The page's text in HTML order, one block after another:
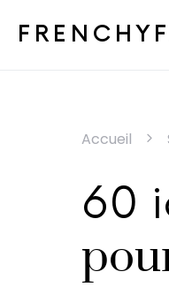
Accueil
60